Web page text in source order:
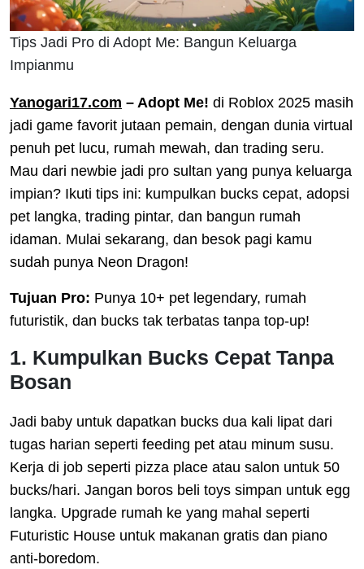
Tips Jadi Pro di Adopt Me: Bangun Keluarga
Impianmu
Yanogari17.com – Adopt Me! di Roblox 2025 masih
jadi game favorit jutaan pemain, dengan dunia virtual
penuh pet lucu, rumah mewah, dan trading seru.
Mau dari newbie jadi pro sultan yang punya keluarga
impian? Ikuti tips ini: kumpulkan bucks cepat, adopsi
pet langka, trading pintar, dan bangun rumah
idaman. Mulai sekarang, dan besok pagi kamu
sudah punya Neon Dragon!
Tujuan Pro: Punya 10+ pet legendary, rumah
futuristik, dan bucks tak terbatas tanpa top-up!
1. Kumpulkan Bucks Cepat Tanpa
Bosan
Jadi baby untuk dapatkan bucks dua kali lipat dari
tugas harian seperti feeding pet atau minum susu.
Kerja di job seperti pizza place atau salon untuk 50
bucks/hari. Jangan boros beli toys simpan untuk egg
langka. Upgrade rumah ke yang mahal seperti
Futuristic House untuk makanan gratis dan piano
anti-boredom.